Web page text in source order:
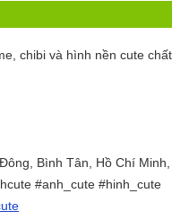
chibi và hình nền cute
Bình Tân, Hồ Chí Minh,
#anh_cute #hinh_cute